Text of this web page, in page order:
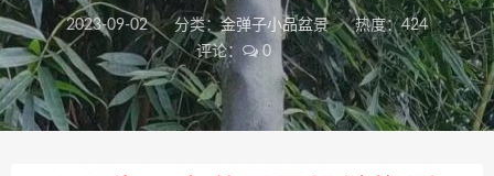
2023-09-02 分类：金弹子小品盆景
热度：424
评论：
0